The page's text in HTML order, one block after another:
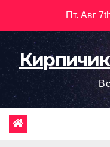
содержимому
Пт. Авг